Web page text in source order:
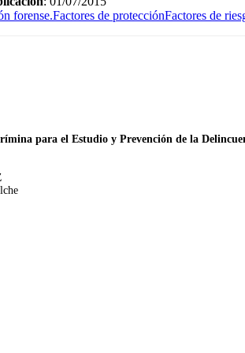
forense.Factores de protecciónFactores de
para el Estudio y Prevención de la